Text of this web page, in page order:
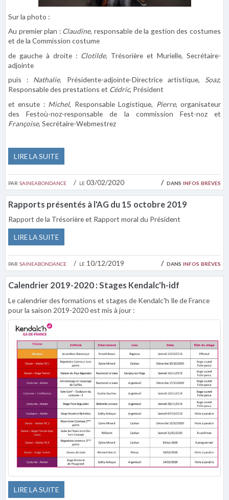
par saineabondance le 03/02/2020 dans infos brèves
Sur la photo :
Au premier plan :Claudine, responsable de la gestion des costumes
et de la Commission costume
de gauche à droite : Clotilde, Trésorière et Murielle, Secrétaire-
adjointe
puis : Nathalie, Présidente-adjointe-Directrice artistique, Soaz,
Responsable des prestations et Cédric, Président
et ensute : Michel, Responsable Logistique, Pierre, organisateur
des Festoù-noz-responsable de la commission Fest-noz et
Françoise, Secrétaire-Webmestrez
LIRE LA SUITE
Rapports présentés à l'AG du 15 octobre 2019
parsaineabondance le 10/12/2019 dans infos brèves
Rapport de la Trésorière et Rapport moral du Président
LIRE LA SUITE
Calendrier 2019-2020 : Stages Kendalc'h-idf
Le calendrier des formations et stages de Kendalc'h Ile de France
pour la saison 2019-2020 est mis à jour :
LIRE LA SUITE